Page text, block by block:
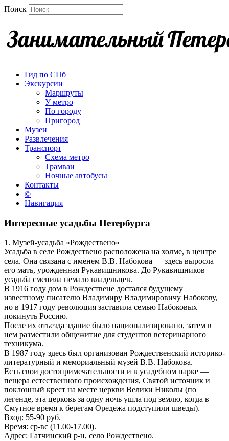
Поиск
Гид по СПб
Экскурсии
Маршруты
У метро
По городу
Пригород
Музеи
Развлечения
Транспорт
Схема метро
Трамваи
Ночные автобусы
Контакты
©
Навигация
Интересные усадьбы Петербурга
1. Музей-усадьба «Рождествено»
Усадьба в селе Рождествено расположена на холме, в центре
села. Она связана с именем В.В. Набокова — здесь выросла
его мать, урожденная Рукавишникова. До Рукавишников
усадьба сменила немало владельцев.
В 1916 году дом в Рождествене достался будущему
известному писателю Владимиру Владимировичу Набокову,
но в 1917 году революция заставила семью Набоковых
покинуть Россию.
После их отъезда здание было национализировано, затем в
нем разместили общежитие для студентов ветеринарного
техникума.
В 1987 году здесь был организован Рождественский историко-
литературный и мемориальный музей В.В. Набокова.
Есть свои достопримечательности и в усадебном парке —
пещера естественного происхождения, Святой источник и
поклонный крест на месте церкви Велики Николы (по
легенде, эта церковь за одну ночь ушла под землю, когда в
Смутное время к берегам Оредежа подступили шведы).
Вход: 55-90 руб.
Время: ср-вс (11.00-17.00).
Адрес: Гатчинский р-н, село Рождествено.